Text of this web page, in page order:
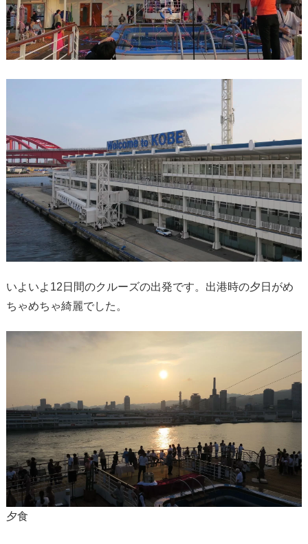
いよいよ12日間のクルーズの出発です。出港時の夕日がめ
ちゃめちゃ綺麗でした。
夕食